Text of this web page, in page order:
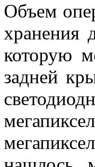
Объем
хранения
которую
задней